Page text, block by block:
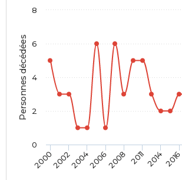
Personnes décédées
20002002200420062008 201120142016
0
2
4
6
8